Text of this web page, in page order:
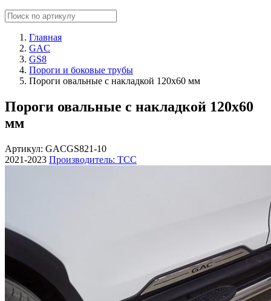
Главная
GAC
GS8
Пороги и боковые трубы
Пороги овальные с накладкой 120х60 мм
Пороги овальные с накладкой 120х60
мм
Артикул: GACGS821-10
2021-2023 Производитель: ТСС